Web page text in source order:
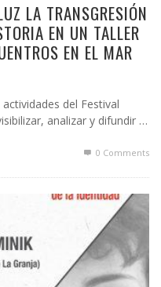
LA TRANSGRESIÓN
EN UN TALLER
EN EL MAR
del Festival
analizar y difundir …
0 Comments